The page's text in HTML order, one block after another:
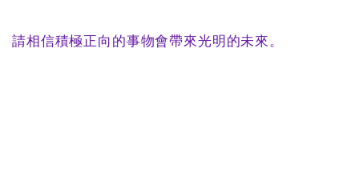
請相信積極正向的事物會帶來光明的未來。